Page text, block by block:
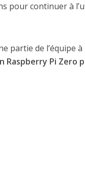
pour continuer à
partie de l’équipe à
Raspberry Pi Zero